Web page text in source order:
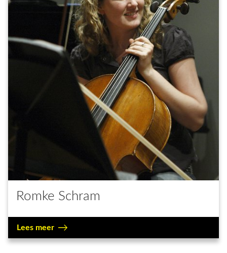
Romke Schram
Lees meer